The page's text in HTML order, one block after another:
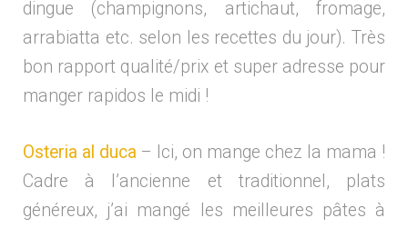
dingue (champignons, artichaut, fromage,
arrabiatta etc. selon les recettes du jour). Très
bon rapport qualité/prix et super adresse pour
manger rapidos le midi !
Osteria al duca – Ici, on mange chez la mama !
Cadre à l’ancienne et traditionnel, plats
généreux, j’ai mangé les meilleures pâtes à